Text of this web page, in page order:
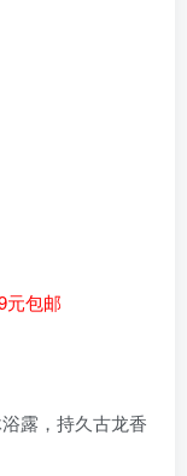
元包邮
露，持久古龙香